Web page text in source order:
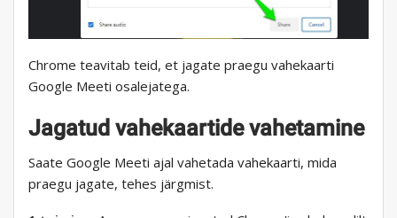
Chrome teavitab teid, et jagate praegu vahekaarti
Google Meeti osalejatega.
Jagatud vahekaartide vahetamine
Saate Google Meeti ajal vahetada vahekaarti, mida
praegu jagate, tehes järgmist.